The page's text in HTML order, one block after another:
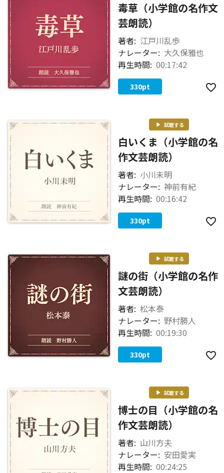
毒草（小学館の名作文
芸朗読）
著者: 江戸川乱歩
ナレーター: 大久保雅也
再生時間: 00:17:42
330pt
試聴する
白いくま（小学館の名
作文芸朗読）
著者: 小川未明
ナレーター: 神前有紀
再生時間: 00:16:42
330pt
試聴する
謎の街（小学館の名作
文芸朗読）
著者: 松本泰
ナレーター: 野村勝人
再生時間: 00:19:30
330pt
試聴する
博士の目（小学館の名
作文芸朗読）
著者: 山川方夫
ナレーター: 安田愛実
再生時間: 00:24:25